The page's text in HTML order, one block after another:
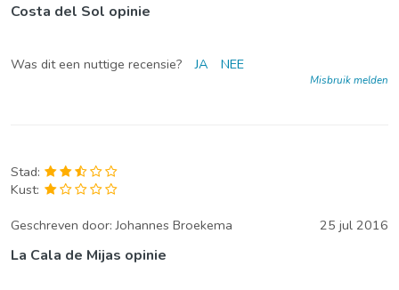
Costa del Sol opinie
Was dit een nuttige recensie? JA NEE
Misbruik melden
Stad:
Kust:
Geschreven door:Johannes Broekema 25 jul 2016
La Cala de Mijas opinie